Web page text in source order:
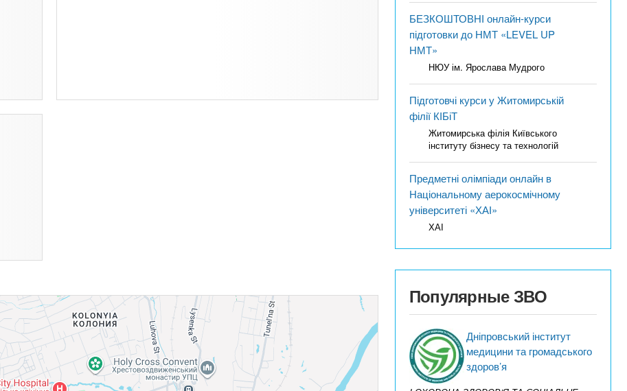
БЕЗКОШТОВНІ онлайн-курси
підготовки до НМТ «LEVEL UP
НМТ»
НЮУ ім. Ярослава Мудрого
Підготовчі курси у Житомирській
філії КІБіТ
Житомирська філія Київського
інституту бізнесу та технологій
Предметні олімпіади онлайн в
Національному аерокосмічному
університеті «ХАІ»
ХАІ
Популярные ЗВО
Дніпровський інститут
медицини та громадського
здоров’я